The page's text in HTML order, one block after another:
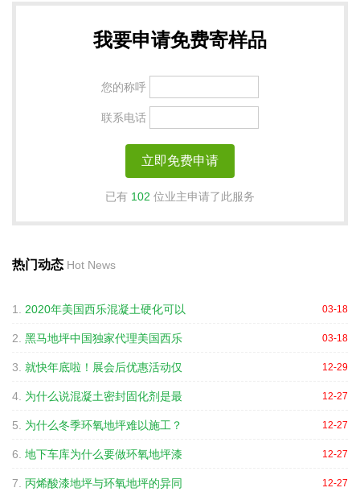
我要申请免费寄样品
您的称呼
联系电话
已有 102 位业主申请了此服务
热门动态 Hot News
1. 2020年美国西乐混凝土硬化可以 03-18
2. 黑马地坪中国独家代理美国西乐 03-18
3. 就快年底啦！展会后优惠活动仅 12-29
4. 为什么说混凝土密封固化剂是最 12-27
5. 为什么冬季环氧地坪难以施工？ 12-27
6. 地下车库为什么要做环氧地坪漆 12-27
7. 丙烯酸漆地坪与环氧地坪的异同 12-27